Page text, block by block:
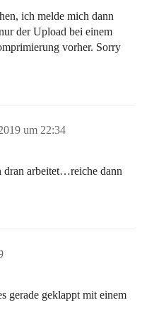
ich melde mich dann
der Upload bei einem
vorher. Sorry
um 22:34
arbeitet…reiche dann
gerade geklappt mit einem